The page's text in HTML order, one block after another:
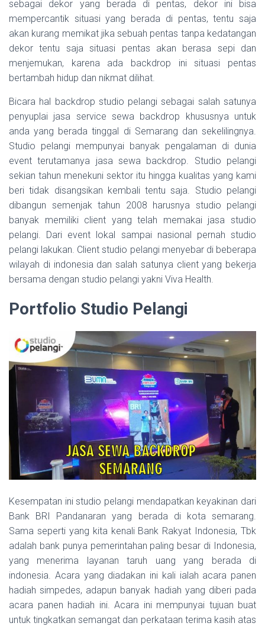
sebagai dekor yang berada di pentas, dekor ini bisa
mempercantik situasi yang berada di pentas, tentu saja
akan kurang memikat jika sebuah pentas tanpa kedatangan
dekor tentu saja situasi pentas akan berasa sepi dan
menjemukan, karena ada backdrop ini situasi pentas
bertambah hidup dan nikmat dilihat.
Bicara hal backdrop studio pelangi sebagai salah satunya
penyuplai jasa service sewa backdrop khususnya untuk
anda yang berada tinggal di Semarang dan sekelilingnya.
Studio pelangi mempunyai banyak pengalaman di dunia
event terutamanya jasa sewa backdrop. Studio pelangi
sekian tahun menekuni sektor itu hingga kualitas yang kami
beri tidak disangsikan kembali tentu saja. Studio pelangi
dibangun semenjak tahun 2008 harusnya studio pelangi
banyak memiliki client yang telah memakai jasa studio
pelangi. Dari event lokal sampai nasional pernah studio
pelangi lakukan. Client studio pelangi menyebar di beberapa
wilayah di indonesia dan salah satunya client yang bekerja
bersama dengan studio pelangi yakni Viva Health.
Portfolio Studio Pelangi
Kesempatan ini studio pelangi mendapatkan keyakinan dari
Bank BRI Pandanaran yang berada di kota semarang.
Sama seperti yang kita kenali Bank Rakyat Indonesia, Tbk
adalah bank punya pemerintahan paling besar di Indonesia,
yang menerima layanan taruh uang yang berada di
indonesia. Acara yang diadakan ini kali ialah acara panen
hadiah simpedes, adapun banyak hadiah yang diberi pada
acara panen hadiah ini. Acara ini mempunyai tujuan buat
untuk tingkatkan semangat dan perkataan terima kasih atas